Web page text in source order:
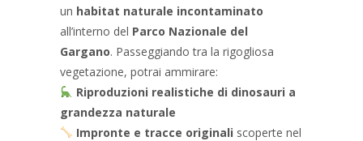
un habitat naturale incontaminato
all’interno del Parco Nazionale del
Gargano. Passeggiando tra la rigogliosa
vegetazione, potrai ammirare:
Riproduzioni realistiche di dinosauri a
grandezza naturale
Impronte e tracce originali scoperte nel